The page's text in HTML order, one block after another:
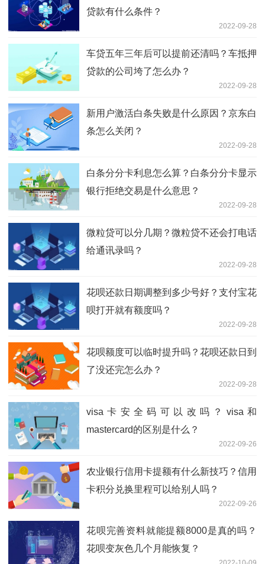
贷款有什么条件？
2022-09-28
车贷五年三年后可以提前还清吗？车抵押
贷款的公司垮了怎么办？
2022-09-28
新用户激活白条失败是什么原因？京东白
条怎么关闭？
2022-09-28
白条分分卡利息怎么算？白条分分卡显示
银行拒绝交易是什么意思？
2022-09-28
微粒贷可以分几期？微粒贷不还会打电话
给通讯录吗？
2022-09-28
花呗还款日期调整到多少号好？支付宝花
呗打开就有额度吗？
2022-09-28
花呗额度可以临时提升吗？花呗还款日到
了没还完怎么办？
2022-09-28
visa卡安全码可以改吗？visa和
mastercard的区别是什么？
2022-09-26
农业银行信用卡提额有什么新技巧？信用
卡积分兑换里程可以给别人吗？
2022-09-26
花呗完善资料就能提额8000是真的吗？
花呗变灰色几个月能恢复？